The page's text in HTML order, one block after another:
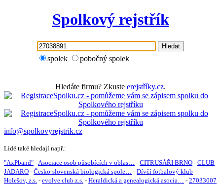
Spolkový rejstřík
Hledat
spolek pobočný spolek
Hledáte firmu? Zkuste erejstříky.cz.
info@spolkovyrejstrik.cz
Lidé také hledají např.:
"AxPband" -Asociace osob působících v oblas… - CITRUSÁŘI BRNO - CLUB
JADARO - Česko-slovenská biologická spole… - Dívčí fotbalový klub
Holešov, z.s. - evolve club z.s. - Heraldická a genealogická asocia… - 27033007